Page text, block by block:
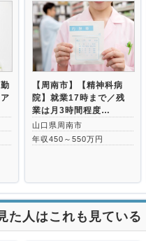
【周南市】【精神科病
院】就業17時まで／残
業は月3時間程度…
山口県周南市
年収450～550万円
た人はこれも見ている